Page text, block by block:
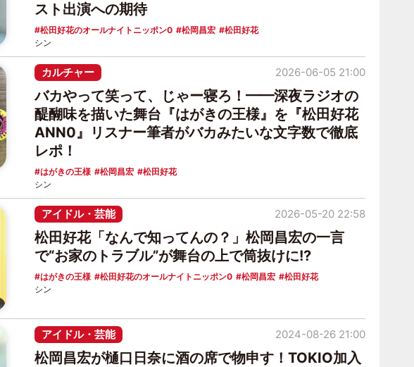
スト出演への期待
松田好花のオールナイトニッポン0 松岡昌宏 松田好花
シン
カルチャー
バカやって笑って、じゃー寝ろ！━━深夜ラジオの
醍醐味を描いた舞台『はがきの王様』を『松田好花
ANN0』リスナー筆者がバカみたいな文字数で徹底
レポ！
はがきの王様 松岡昌宏 松田好花
2026-06-05 21:00
シン
アイドル・芸能
松田好花「なんで知ってんの？」松岡昌宏の一言
で“お家のトラブル”が舞台の上で筒抜けに!?
はがきの王様 松田好花のオールナイトニッポン0 松岡昌宏 松田好花
2026-05-20 22:58
シン
アイドル・芸能
松岡昌宏が樋口日奈に酒の席で物申す！TOKIO加入
2024-08-26 21:00